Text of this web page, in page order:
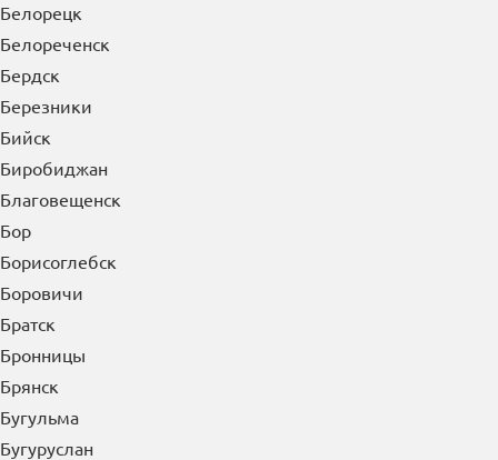
Белорецк
Белореченск
Бердск
Березники
Бийск
Биробиджан
Благовещенск
Бор
Борисоглебск
Боровичи
Братск
Бронницы
Брянск
Бугульма
Бугуруслан